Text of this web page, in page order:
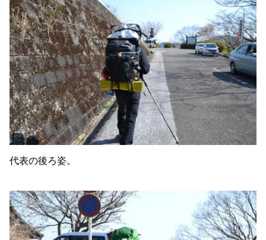
代表の後ろ姿。